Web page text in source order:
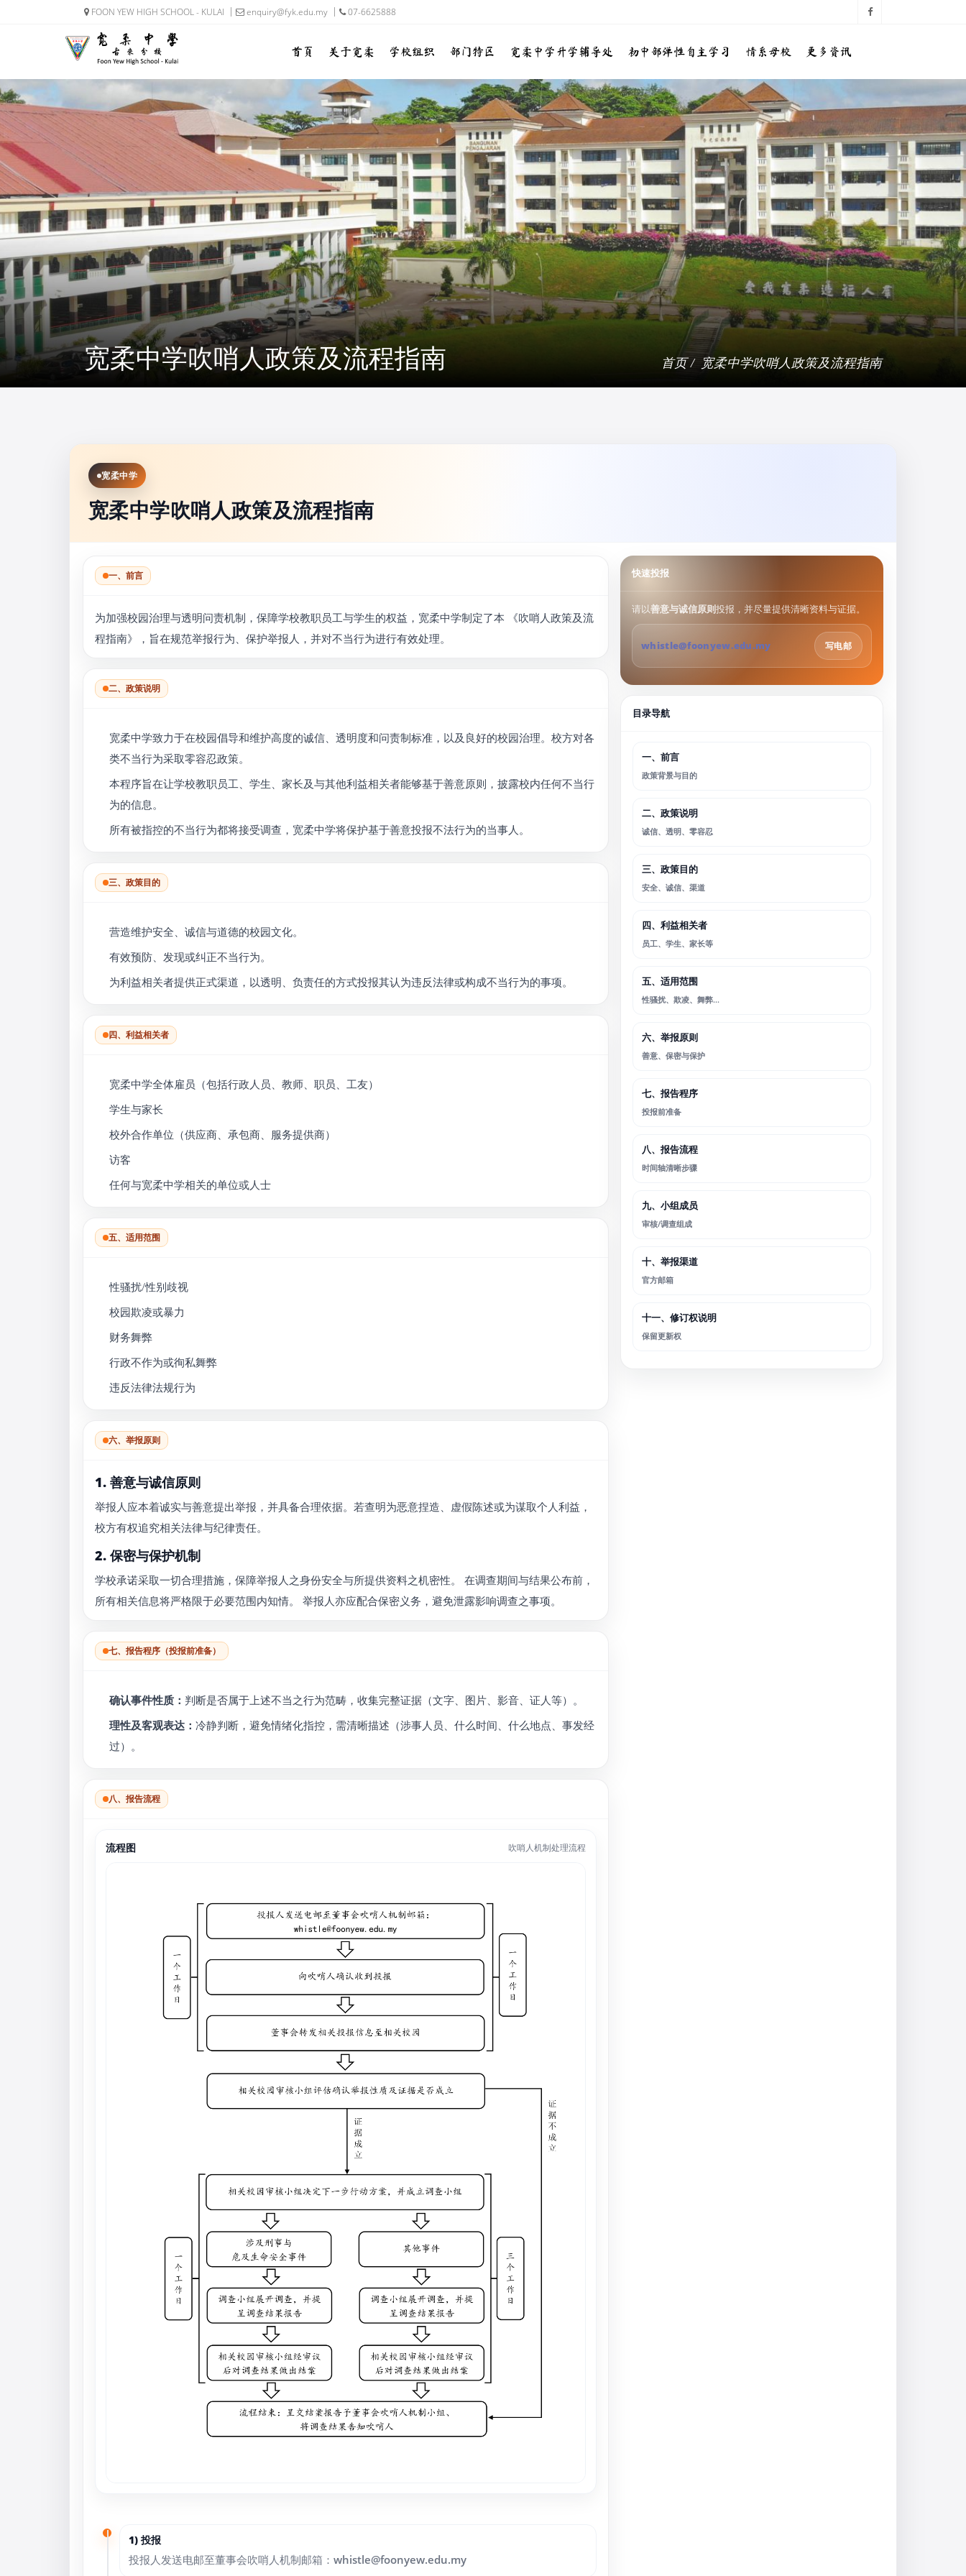
FOON YEW HIGH SCHOOL - KULAI enquiry@fyk.edu.my 07-6625888
首页 关于宽柔 学校组织 部门特区 宽柔中学升学辅导处 初中部弹性自主学习 情系母校 更多资讯
宽柔中学吹哨人政策及流程指南 首页 / 宽柔中学吹哨人政策及流程指南
宽柔中学
宽柔中学吹哨人政策及流程指南
一、前言
为加强校园治理与透明问责机制，保障学校教职员工与学生的权益，宽柔中学制定了本 《吹哨人政策及流
程指南》，旨在规范举报行为、保护举报人，并对不当行为进行有效处理。
二、政策说明
宽柔中学致力于在校园倡导和维护高度的诚信、透明度和问责制标准，以及良好的校园治理。校方对各
类不当行为采取零容忍政策。
本程序旨在让学校教职员工、学生、家长及与其他利益相关者能够基于善意原则，披露校内任何不当行
为的信息。
所有被指控的不当行为都将接受调查，宽柔中学将保护基于善意投报不法行为的当事人。
三、政策目的
营造维护安全、诚信与道德的校园文化。
有效预防、发现或纠正不当行为。
为利益相关者提供正式渠道，以透明、负责任的方式投报其认为违反法律或构成不当行为的事项。
四、利益相关者
宽柔中学全体雇员（包括行政人员、教师、职员、工友）
学生与家长
校外合作单位（供应商、承包商、服务提供商）
访客
任何与宽柔中学相关的单位或人士
五、适用范围
性骚扰/性别歧视
校园欺凌或暴力
财务舞弊
行政不作为或徇私舞弊
违反法律法规行为
六、举报原则
1. 善意与诚信原则
举报人应本着诚实与善意提出举报，并具备合理依据。若查明为恶意捏造、虚假陈述或为谋取个人利益，
校方有权追究相关法律与纪律责任。
2. 保密与保护机制
学校承诺采取一切合理措施，保障举报人之身份安全与所提供资料之机密性。 在调查期间与结果公布前，
所有相关信息将严格限于必要范围内知情。 举报人亦应配合保密义务，避免泄露影响调查之事项。
七、报告程序（投报前准备）
确认事件性质： 判断是否属于上述不当之行为范畴，收集完整证据（文字、图片、影音、证人等）。
理性及客观表达： 冷静判断，避免情绪化指控，需清晰描述（涉事人员、什么时间、什么地点、事发经
过）。
八、报告流程
流程图 吹哨人机制处理流程
1) 投报
投报人发送电邮至董事会吹哨人机制邮箱： whistle@foonyew.edu.my
快速投报
请以善意与诚信原则投报，并尽量提供清晰资料与证据。
whistle@foonyew.edu.my 写电邮
目录导航
一、前言
政策背景与目的
二、政策说明
诚信、透明、零容忍
三、政策目的
安全、诚信、渠道
四、利益相关者
员工、学生、家长等
五、适用范围
性骚扰、欺凌、舞弊…
六、举报原则
善意、保密与保护
七、报告程序
投报前准备
八、报告流程
时间轴清晰步骤
九、小组成员
审核/调查组成
十、举报渠道
官方邮箱
十一、修订权说明
保留更新权